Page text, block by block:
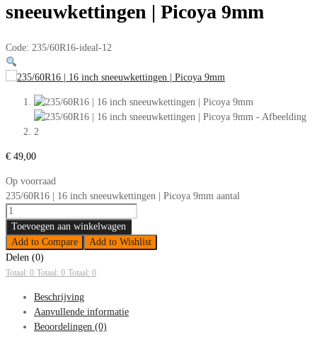
sneeuwkettingen | Picoya 9mm
Code: 235/60R16-ideal-12
€ 49,00
Op voorraad
235/60R16 | 16 inch sneeuwkettingen | Picoya 9mm aantal
Toevoegen aan winkelwagen
Add to Compare
Add to Wishlist
Delen (0)
Totaal: 0 Totaal: 0 Totaal: 0
Beschrijving
Aanvullende informatie
Beoordelingen (0)